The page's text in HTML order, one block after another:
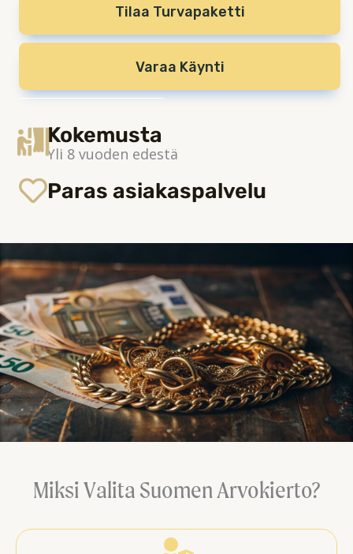
Tilaa Turvapaketti
Varaa Käynti
Kokemusta
Yli 8 vuoden edestä
Paras asiakaspalvelu
Miksi Valita Suomen Arvokierto?